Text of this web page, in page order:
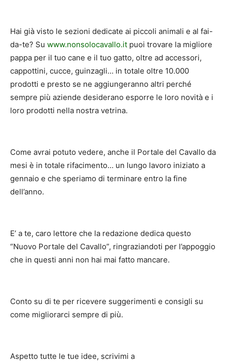
Hai già visto le sezioni dedicate ai piccoli animali e al fai-
da-te? Su www.nonsolocavallo.it puoi trovare la migliore
pappa per il tuo cane e il tuo gatto, oltre ad accessori,
cappottini, cucce, guinzagli… in totale oltre 10.000
prodotti e presto se ne aggiungeranno altri perché
sempre più aziende desiderano esporre le loro novità e i
loro prodotti nella nostra vetrina.
Come avrai potuto vedere, anche il Portale del Cavallo da
mesi è in totale rifacimento… un lungo lavoro iniziato a
gennaio e che speriamo di terminare entro la fine
dell’anno.
E’ a te, caro lettore che la redazione dedica questo
“Nuovo Portale del Cavallo”, ringraziandoti per l’appoggio
che in questi anni non hai mai fatto mancare.
Conto su di te per ricevere suggerimenti e consigli su
come migliorarci sempre di più.
Aspetto tutte le tue idee, scrivimi a